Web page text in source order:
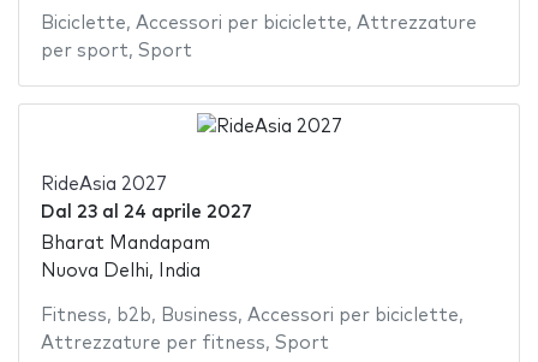
Biciclette, Accessori per biciclette, Attrezzature
per sport, Sport
RideAsia 2027
Dal 23al 24 aprile 2027
Bharat Mandapam
Nuova Delhi, India
Fitness, b2b, Business, Accessori per biciclette,
Attrezzature per fitness, Sport